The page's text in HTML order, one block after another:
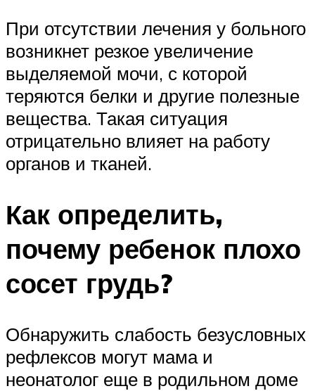
При отсутствии лечения у больного
возникнет резкое увеличение
выделяемой мочи, с которой
теряются белки и другие полезные
вещества. Такая ситуация
отрицательно влияет на работу
органов и тканей.
Как определить,
почему ребенок плохо
сосет грудь?
Обнаружить слабость безусловных
рефлексов могут мама и
неонатолог еще в родильном доме